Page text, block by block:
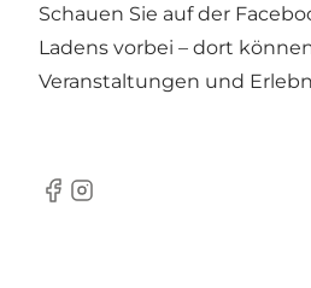
Schauen Sie auf der
Ladens vorbei – dort
Veranstaltungen und
Facebook
Instagram